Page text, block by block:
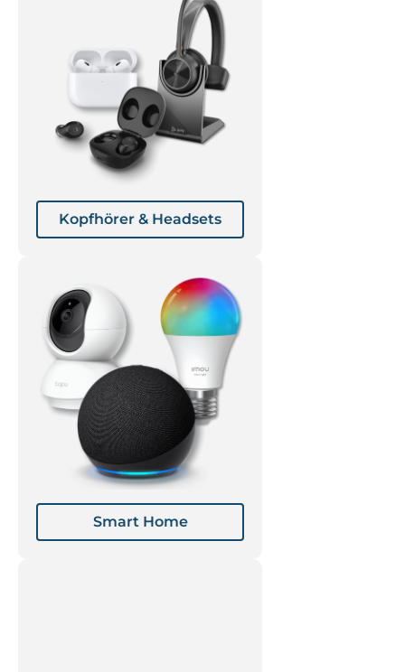
Kopfhörer & Headsets
Smart Home